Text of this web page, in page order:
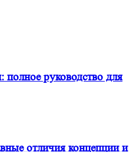
полное руководство для
отличия концепции и